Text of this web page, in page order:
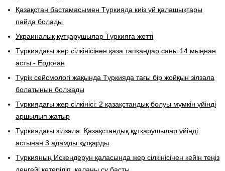
Қазақстан бастамасымен Түркияда киіз үй қалашықтары
пайда болады
Украиналық құтқарушылар Түркияға жетті
Түркиядағы жер сілкінісінен қаза тапқандар саны 14 мыңнан
асты - Ердоған
Түрік сейсмологі жақында Түркияда тағы бір жойқын зілзала
болатынын болжады
Түркиядағы жер сілкінісі: 2 қазақстандық болуы мүмкін үйінді
аршылып жатыр
Түркиядағы зілзала: Қазақстандық құтқарушылар үйінді
астынан 3 адамды құтқарды
Түркияның Искендерун қаласында жер сілкінісінен кейін теңіз